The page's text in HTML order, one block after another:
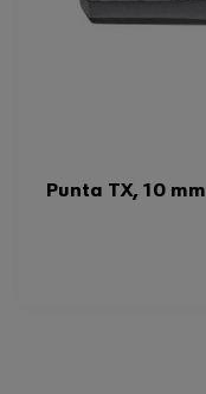
Punta TX, 10 mm